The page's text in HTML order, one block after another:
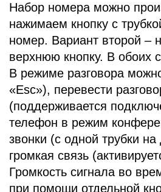
Набор номера можно
нажимаем кнопку с
номер. Вариант второй –
верхнюю кнопку. В обоих
В режиме разговора
«Esc»), перевести
(поддерживается
телефон в режим
звонки (с одной трубки
громкая связь
Громкость сигнала во
при помощи отдельной